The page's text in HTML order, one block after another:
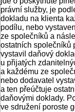
právní služby, je
dokladu na klienta
podílu, nebo
ze společníků a
ostatních společníků
vystavil daňový
u přijatých
a každému ze
nebo dodavatel
a ten přeúčtuje
daňovými doklady.
ve sdružení poroste